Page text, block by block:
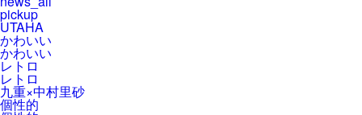
pickup
UTAHA
かわいい
かわいい
レトロ
レトロ
九重×中村里砂
個性的